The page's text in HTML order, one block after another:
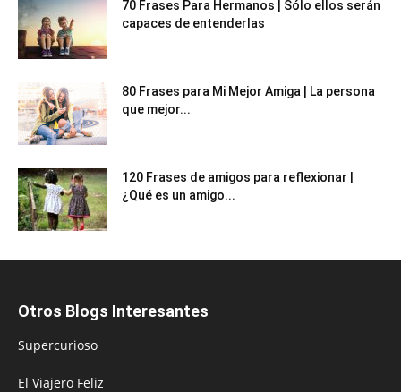
70 Frases Para Hermanos | Sólo ellos serán
capaces de entenderlas
80 Frases para Mi Mejor Amiga | La persona
que mejor...
120 Frases de amigos para reflexionar |
¿Qué es un amigo...
Otros Blogs Interesantes
Supercurioso
El Viajero Feliz